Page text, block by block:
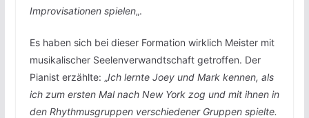
Improvisationen spielen„.
Es haben sich bei dieser Formation wirklich Meister mit
musikalischer Seelenverwandtschaft getroffen. Der
Pianist erzählte: „Ich lernte Joey und Mark kennen, als
ich zum ersten Mal nach New York zog und mit ihnen in
den Rhythmusgruppen verschiedener Gruppen spielte.